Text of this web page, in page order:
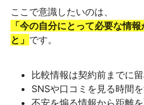
ここで意識したいのは、
「今の自分にとって必要な情
と」 です。
比較情報は契約前までに
SNSや口コミを見る時間
不安を煽る情報から距離